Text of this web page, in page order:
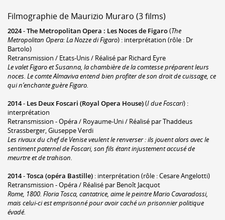
Filmographie de Maurizio Muraro (3 films)
2024-The Metropolitan Opera : Les Noces de Figaro(The
Metropolitan Opera: La Nozze di Figaro) : interprétation (rôle : Dr
Bartolo)
Retransmission / Etats-Unis / Réalisé par Richard Eyre
Le valet Figaro et Susanna, la chambière de la comtesse préparent leurs
noces. Le comte Almaviva entend bien profiter de son droit de cuissage, ce
qui n’enchante guère Figaro.
2014- Les Deux Foscari (Royal Opera House)(I due Foscari) :
interprétation
Retransmission - Opéra / Royaume-Uni / Réalisé par Thaddeus
Strassberger, Giuseppe Verdi
Les rivaux du chef de Venise veulent le renverser : ils jouent alors avec le
sentiment paternel de Foscari, son fils étant injustement accusé de
meurtre et de trahison.
2014-Tosca (opéra Bastille) : interprétation (rôle : Cesare Angelotti)
Retransmission - Opéra / Réalisé par Benoît Jacquot
Rome, 1800. Floria Tosca, cantatrice, aime le peintre Mario Cavaradossi,
mais celui-ci est emprisonné pour avoir caché un prisonnier politique
évadé.